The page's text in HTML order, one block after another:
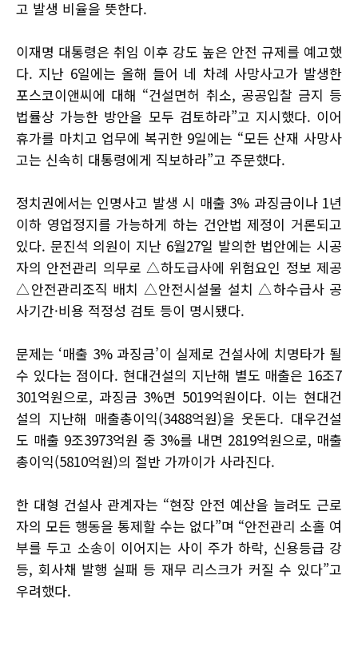
고 발생 비율을 뜻한다.
이재명 대통령은 취임 이후 강도 높은 안전 규제를 예고했
다. 지난 6일에는 올해 들어 네 차례 사망사고가 발생한
포스코이앤씨에 대해 “건설면허 취소, 공공입찰 금지 등
법률상 가능한 방안을 모두 검토하라”고 지시했다. 이어
휴가를 마치고 업무에 복귀한 9일에는 “모든 산재 사망사
고는 신속히 대통령에게 직보하라”고 주문했다.
정치권에서는 인명사고 발생 시 매출 3% 과징금이나 1년
이하 영업정지를 가능하게 하는 건안법 제정이 거론되고
있다. 문진석 의원이 지난 6월27일 발의한 법안에는 시공
자의 안전관리 의무로 △하도급사에 위험요인 정보 제공
△안전관리조직 배치 △안전시설물 설치 △하수급사 공
사기간·비용 적정성 검토 등이 명시됐다.
문제는 ‘매출 3% 과징금’이 실제로 건설사에 치명타가 될
수 있다는 점이다. 현대건설의 지난해 별도 매출은 16조7
301억원으로, 과징금 3%면 5019억원이다. 이는 현대건
설의 지난해 매출총이익(3488억원)을 웃돈다. 대우건설
도 매출 9조3973억원 중 3%를 내면 2819억원으로, 매출
총이익(5810억원)의 절반 가까이가 사라진다.
한 대형 건설사 관계자는 “현장 안전 예산을 늘려도 근로
자의 모든 행동을 통제할 수는 없다”며 “안전관리 소홀 여
부를 두고 소송이 이어지는 사이 주가 하락, 신용등급 강
등, 회사채 발행 실패 등 재무 리스크가 커질 수 있다”고
우려했다.